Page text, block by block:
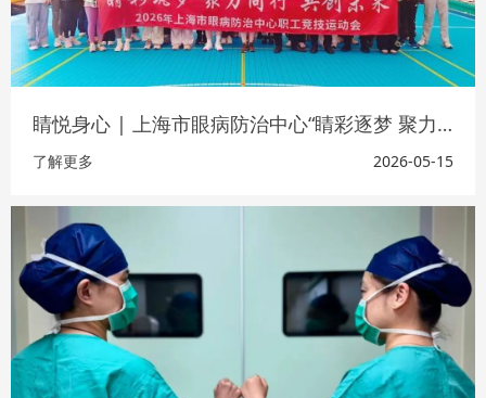
睛悦身心 | 上海市眼病防治中心“睛彩逐梦 聚力同行 共创未来”职工运动会成功举办
了解更多 2026-05-15